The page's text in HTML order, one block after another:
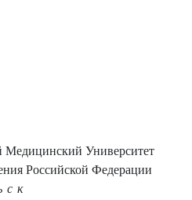
Медицинский Университет
Российской Федерации